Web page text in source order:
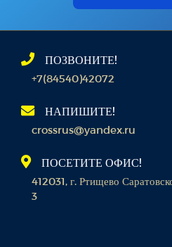
ПОЗВОНИТЕ!
+7(84540)42072
НАПИШИТЕ!
crossrus@yandex.ru
ПОСЕТИТЕ ОФИС!
412031, г. Ртищево
3